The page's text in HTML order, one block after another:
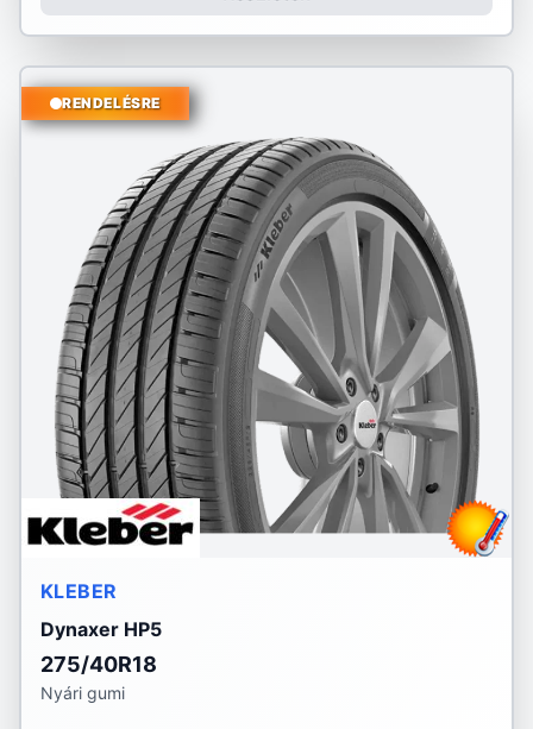
RENDELÉSRE
KLEBER
Dynaxer HP5
275/40R18
Nyári gumi